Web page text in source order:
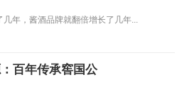
几年，酱酒品牌就翻倍增长了几年...
百年传承窖国公